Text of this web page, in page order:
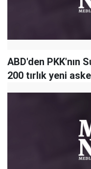
ABD'den PKK'nın
200 tırlık yeni